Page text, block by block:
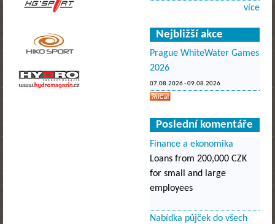
více
Nejbližší akce
Prague WhiteWater Games
2026
07.08.2026-09.08.2026
Poslední komentáře
Finance a ekonomika
Loans from 200,000 CZK
for small and large
employees
Nabídka půjček do všech